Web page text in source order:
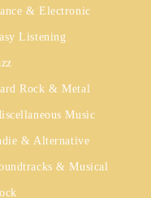
& Electronic
Listening
Rock & Metal
Music
& Alternative
& Musical